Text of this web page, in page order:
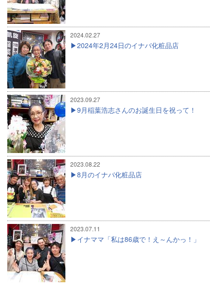
2024.02.27
2024年2月24日のイナバ化粧品店
2023.09.27
9月稲葉浩志さんのお誕生日を祝って！
2023.08.22
8月のイナバ化粧品店
2023.07.11
イナママ「私は86歳で！え～んかっ！」